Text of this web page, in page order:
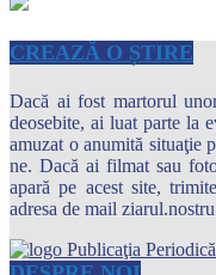
CREAZĂ O ȘTIRE
Dacă ai fost martorul
deosebite, ai luat parte la
amuzat o anumită situaţie
ne. Dacă ai filmat sau
apară pe acest site,
adresa de mail